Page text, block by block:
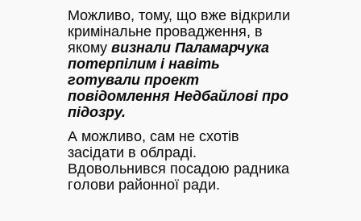
Можливо, тому, що вже відкрили
кримінальне провадження, в
якому визнали Паламарчука
потерпілим і навіть
готували проект
повідомлення Недбайлові про
підозру.
А можливо, сам не схотів
засідати в облраді.
Вдовольнився посадою радника
голови районної ради.